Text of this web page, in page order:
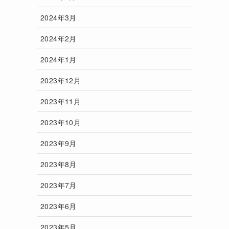
2024年3月
2024年2月
2024年1月
2023年12月
2023年11月
2023年10月
2023年9月
2023年8月
2023年7月
2023年6月
2023年5月